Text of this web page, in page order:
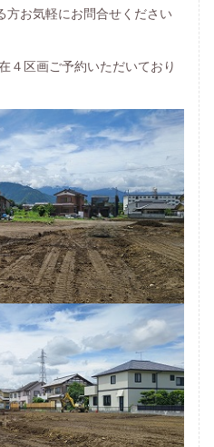
方お気軽にお問合せください
４区画ご予約いただいており